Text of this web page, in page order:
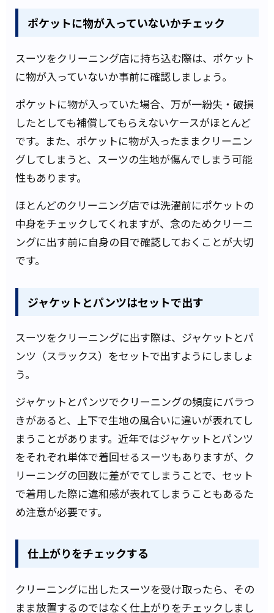
ポケットに物が入っていないかチェック
スーツをクリーニング店に持ち込む際は、ポケット
に物が入っていないか事前に確認しましょう。
ポケットに物が入っていた場合、万が一紛失・破損
したとしても補償してもらえないケースがほとんど
です。また、ポケットに物が入ったままクリーニン
グしてしまうと、スーツの生地が傷んでしまう可能
性もあります。
ほとんどのクリーニング店では洗濯前にポケットの
中身をチェックしてくれますが、念のためクリーニ
ングに出す前に自身の目で確認しておくことが大切
です。
ジャケットとパンツはセットで出す
スーツをクリーニングに出す際は、ジャケットとパ
ンツ（スラックス）をセットで出すようにしましょ
う。
ジャケットとパンツでクリーニングの頻度にバラつ
きがあると、上下で生地の風合いに違いが表れてし
まうことがあります。近年ではジャケットとパンツ
をそれぞれ単体で着回せるスーツもありますが、ク
リーニングの回数に差がでてしまうことで、セット
で着用した際に違和感が表れてしまうこともあるた
め注意が必要です。
仕上がりをチェックする
クリーニングに出したスーツを受け取ったら、その
まま放置するのではなく仕上がりをチェックしまし